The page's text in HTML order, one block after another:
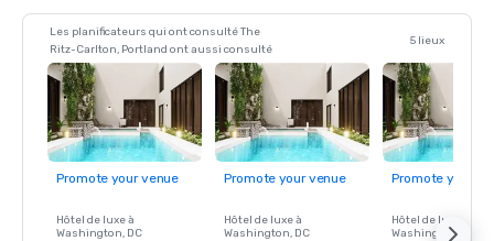
Les planificateurs qui ont consulté The
Ritz-Carlton, Portland ont aussi consulté
5 lieux
Promote your venue
Hôtel de luxe à
Washington, DC
Promote your venue
Hôtel de luxe à
Washington, DC
Promote your
Hôtel de luxe à
Washington